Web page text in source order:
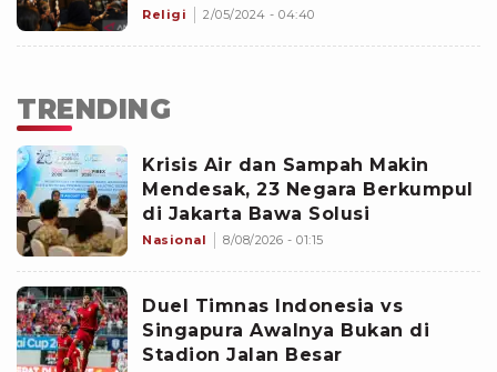
Religi 2/05/2024 - 04:40
TRENDING
Krisis Air dan Sampah Makin
Mendesak, 23 Negara Berkumpul
di Jakarta Bawa Solusi
Nasional 8/08/2026 - 01:15
Duel Timnas Indonesia vs
Singapura Awalnya Bukan di
Stadion Jalan Besar